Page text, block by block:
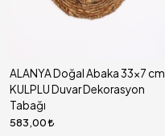
ALANYA Doğal Abaka 33x7 cm
KULPLU Duvar Dekorasyon
Tabağı
583,00